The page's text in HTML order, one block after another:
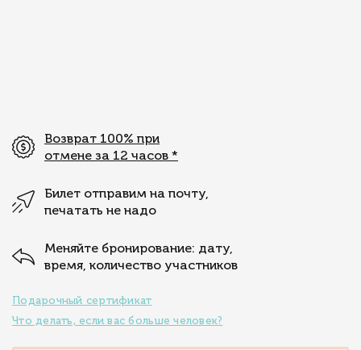
Возврат 100% при
отмене за 12 часов *
Билет отправим на почту,
печатать не надо
Меняйте бронирование: дату,
время, количество участников
Подарочный сертификат
Что делать, если вас больше человек?